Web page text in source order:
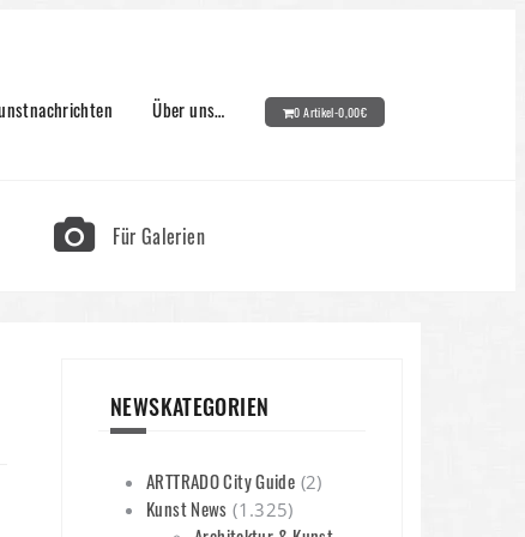
Über uns… 0 Artikel-0,00€
Für Galerien
NEWSKATEGORIEN
ARTTRADO City Guide (2)
Kunst News (1.325)